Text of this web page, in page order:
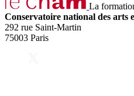
La
Conservatoire national des arts
292 rue Saint-Martin
75003 Paris